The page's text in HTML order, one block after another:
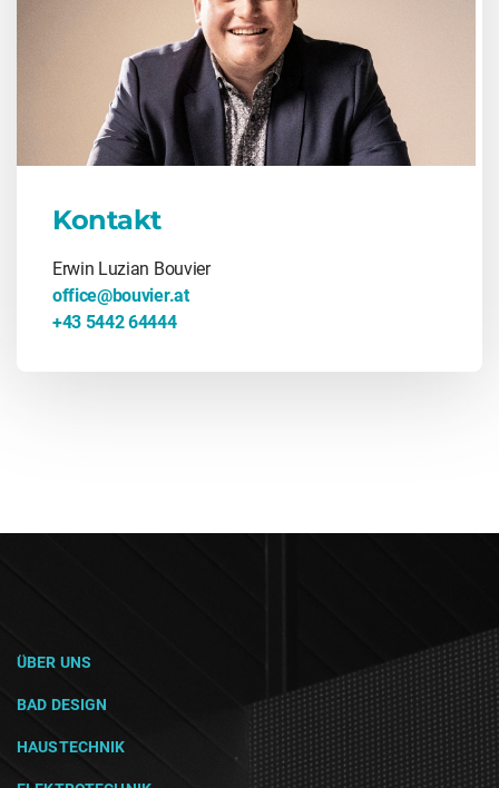
Kontakt
Erwin Luzian Bouvier
office@bouvier.at
+43 5442 64444
ÜBER UNS
BAD DESIGN
HAUSTECHNIK